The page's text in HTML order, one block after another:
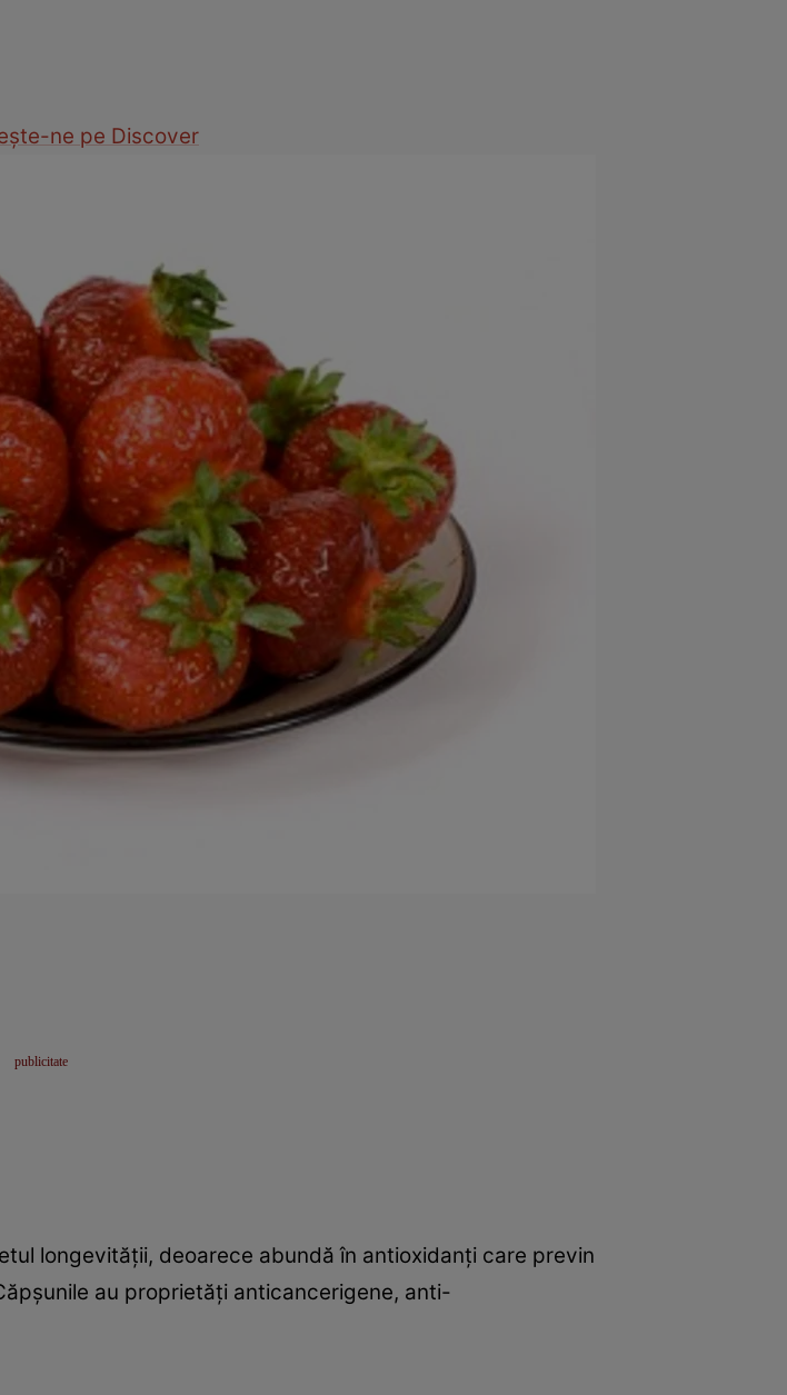
ne pe Discover
longevităţii, deoarece abundă în antioxidanţi care previn
au proprietăţi anticancerigene, anti-